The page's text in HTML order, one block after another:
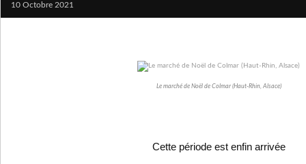
10 Octobre 2021
Le marché de Noël de Colmar (Haut-Rhin, Alsace)
Cette période est enfin arrivée